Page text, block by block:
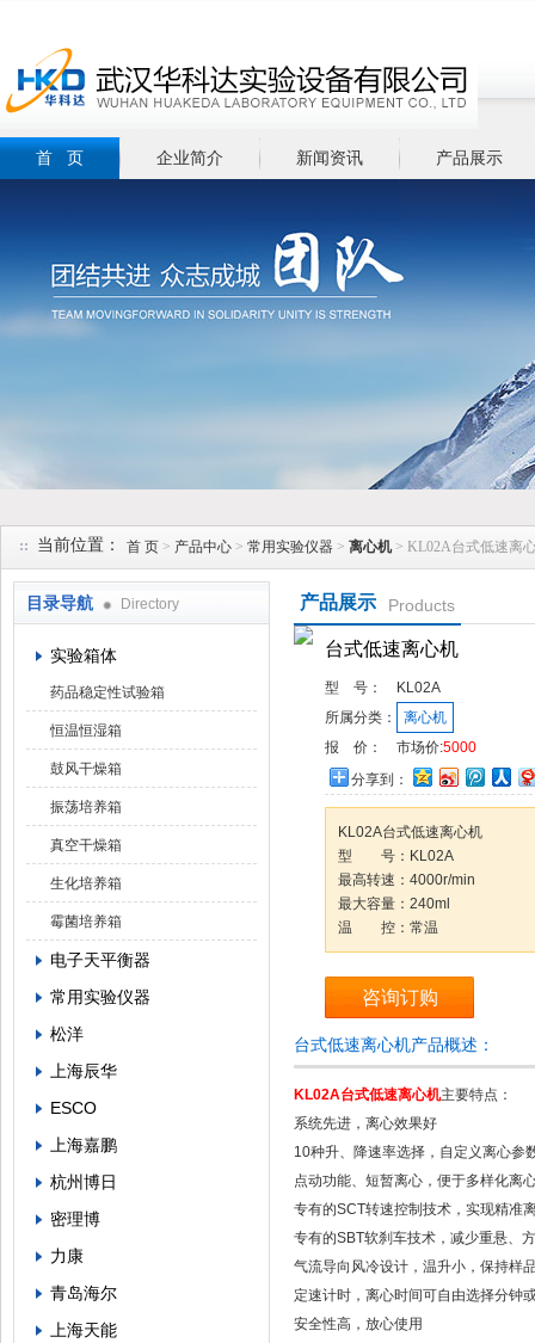
首 页 企业简介 新闻资讯 产品展示
当前位置： 首 页 > 产品中心 > 常用实验仪器 > 离心机> KL02A台式低速离
目录导航 Directory
实验箱体
药品稳定性试验箱
恒温恒湿箱
鼓风干燥箱
振荡培养箱
真空干燥箱
生化培养箱
霉菌培养箱
电子天平衡器
常用实验仪器
松洋
上海辰华
ESCO
上海嘉鹏
杭州博日
密理博
力康
青岛海尔
上海天能
产品展示 Products
台式低速离心机
型 号：
KL02A
所属分类：
离心机
报 价：
市场价:5000
分享到：
KL02A台式低速离心机
型 号：KL02A
最高转速：4000r/min
最大容量：240ml
温 控：常温
咨询订购
台式低速离心机产品概述：
KL02A台式低速离心机主要特点：
系统先进，离心效果好
10种升、降速率选择，自定义离心参
点动功能、短暂离心，便于多样化离
专有的SCT转速控制技术，实现精准
专有的SBT软刹车技术，减少重悬、
气流导向风冷设计，温升小，保持样
定速计时，离心时间可自由选择分钟
安全性高，放心使用